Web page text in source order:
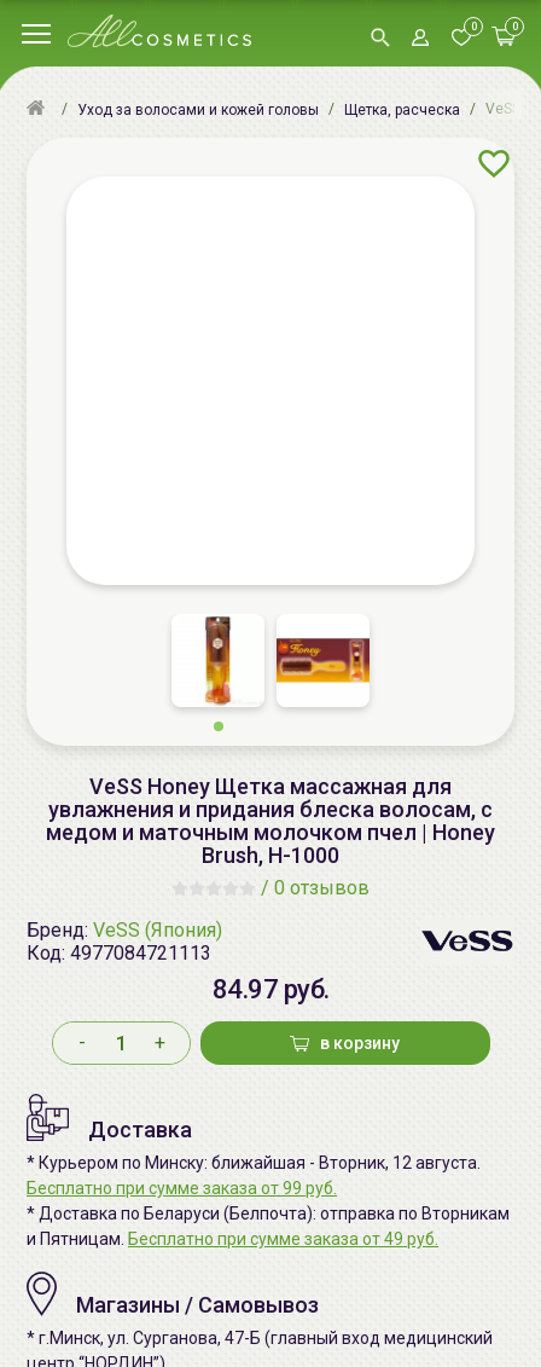
0 0
Уход за волосами и кожей головы Щетка, расческа VeSS
VeSS Honey Щетка массажная для
увлажнения и придания блеска волосам, с
медом и маточным молочком пчел | Honey
Brush, H-1000
/ 0 отзывов
Бренд: VeSS (Япония)
Код: 4977084721113
84.97 руб.
- + в корзину
Доставка
* Курьером по Минску: ближайшая - Вторник, 12 августа.
Бесплатно при сумме заказа от 99 руб.
* Доставка по Беларуси (Белпочта): отправка по Вторникам
и Пятницам. Бесплатно при сумме заказа от 49 руб.
Магазины / Самовывоз
* г.Минск, ул. Сурганова, 47-Б (главный вход медицинский